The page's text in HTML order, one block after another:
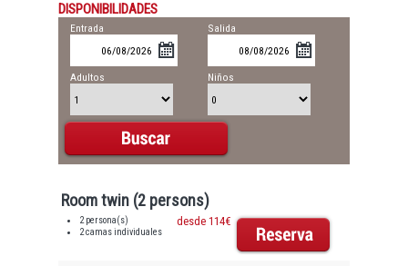
DISPONIBILIDADES
Entrada Salida
Adultos Niños
Room twin (2 persons)
2 persona(s)
2 camas individuales
desde 114€